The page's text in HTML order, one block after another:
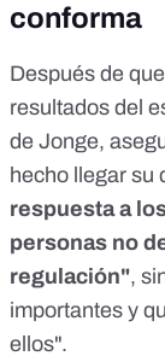
conforma
Después de
resultados del
de Jonge,
hecho llegar su
respuesta a
personas no
regulación",
importantes y
ellos".